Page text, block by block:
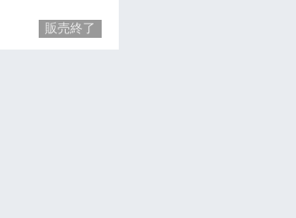
販売終了